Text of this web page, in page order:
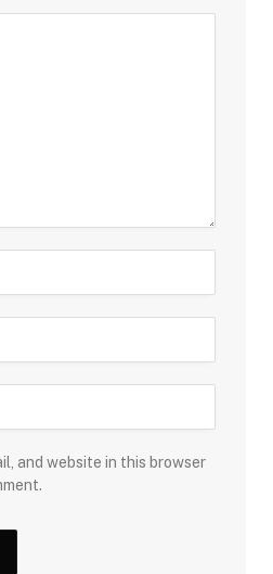
and website in this browser